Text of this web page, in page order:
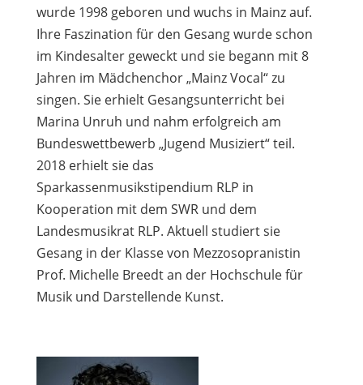
wurde 1998 geboren und wuchs in Mainz auf.
Ihre Faszination für den Gesang wurde schon
im Kindesalter geweckt und sie begann mit 8
Jahren im Mädchenchor „Mainz Vocal“ zu
singen. Sie erhielt Gesangsunterricht bei
Marina Unruh und nahm erfolgreich am
Bundeswettbewerb „Jugend Musiziert“ teil.
2018 erhielt sie das
Sparkassenmusikstipendium RLP in
Kooperation mit dem SWR und dem
Landesmusikrat RLP. Aktuell studiert sie
Gesang in der Klasse von Mezzosopranistin
Prof. Michelle Breedt an der Hochschule für
Musik und Darstellende Kunst.